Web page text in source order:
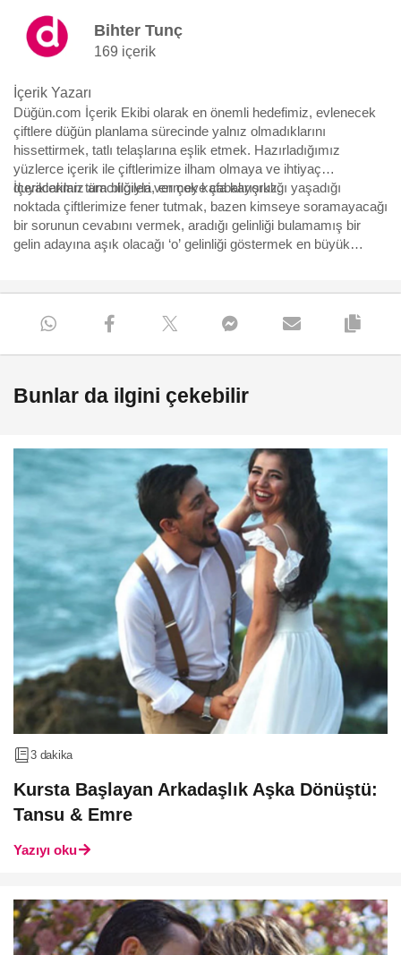
Bihter Tunç
169 içerik
İçerik Yazarı
Düğün.com İçerik Ekibi olarak en önemli hedefimiz, evlenecek
çiftlere düğün planlama sürecinde yalnız olmadıklarını
hissettirmek, tatlı telaşlarına eşlik etmek. Hazırladığımız
yüzlerce içerik ile çiftlerimize ilham olmaya ve ihtiyaç
duyacakları tüm bilgileri vermeye çabalıyoruz.
İçeriklerimiz aracılığıyla, en çok kafa karışıklığı yaşadığı
noktada çiftlerimize fener tutmak, bazen kimseye soramayacağı
bir sorunun cevabını vermek, aradığı gelinliği bulamamış bir
gelin adayına aşık olacağı ‘o’ gelinliği göstermek en büyük
çalışıyoruz.”
Bunlar da ilgini çekebilir
3 dakika
Kursta Başlayan Arkadaşlık Aşka Dönüştü:
Tansu & Emre
Yazıyı oku